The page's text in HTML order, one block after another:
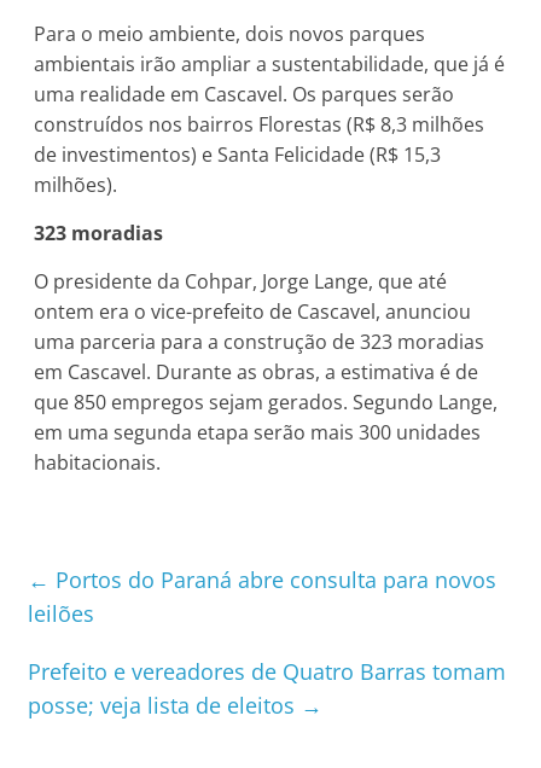
Para o meio ambiente, dois novos parques
ambientais irão ampliar a sustentabilidade, que já é
uma realidade em Cascavel. Os parques serão
construídos nos bairros Florestas (R$ 8,3 milhões
de investimentos) e Santa Felicidade (R$ 15,3
milhões).
323 moradias
O presidente da Cohpar, Jorge Lange, que até
ontem era o vice-prefeito de Cascavel, anunciou
uma parceria para a construção de 323 moradias
em Cascavel. Durante as obras, a estimativa é de
que 850 empregos sejam gerados. Segundo Lange,
em uma segunda etapa serão mais 300 unidades
habitacionais.
← Portos do Paraná abre consulta para novos
leilões
Prefeito e vereadores de Quatro Barras tomam
posse; veja lista de eleitos →